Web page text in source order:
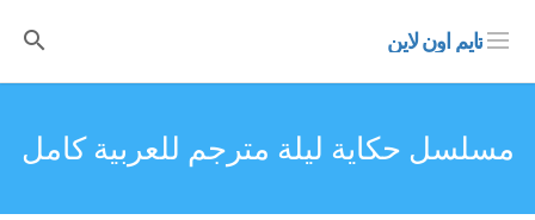
تايم اون لاين
مسلسل حكاية ليلة مترجم للعربية كامل